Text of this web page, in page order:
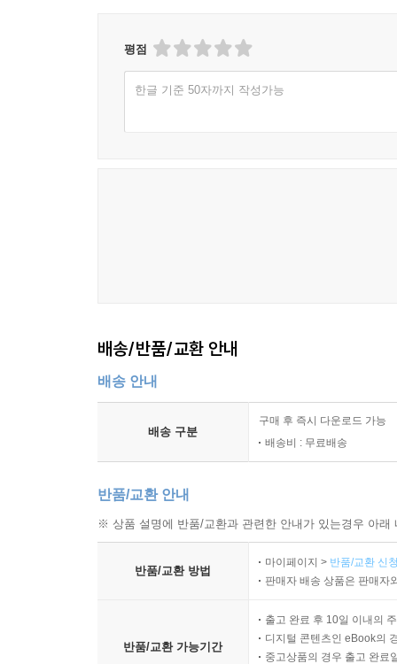
개혁주의 예배의 축복을 추구하고자 하는 영감을
블레어 스미스 리폼드신학교 샬럿 캠퍼스 조직신
평점
한글 기준 50자까지 작성가능
배송/반품/교환 안내
배송 안내
배송 구분
구매 후 즉시 다운로드 가능
배송비 : 무료배송
반품/교환 안내
※ 상품 설명에 반품/교환과 관련한 안내가 있는경우 아
반품/교환 방법
마이페이지 > 반품/교환 신
판매자 배송 상품은 판매자
반품/교환 가능기간
출고 완료 후 10일 이내의
디지털 콘텐츠인 eBook의
중고상품의 경우 출고 완료